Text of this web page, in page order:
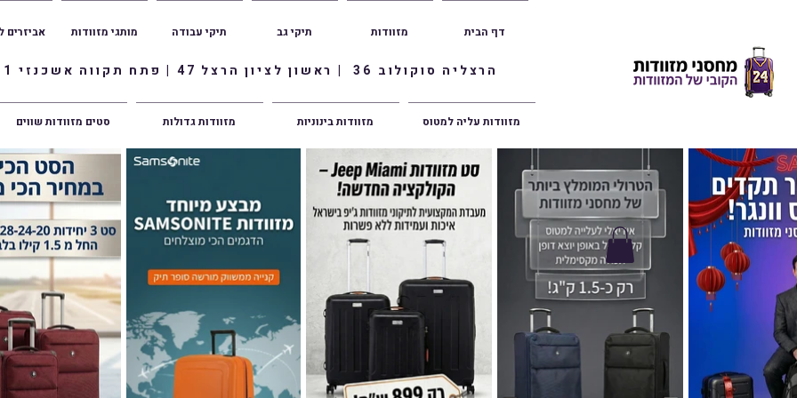
הרצליה סוקולוב 36 | ראשון לציון הרצל 47 | פתח תקווה אשכנזי 1
אביזרים מותגי מזוודות תיקי עבודה תיקי גב מזוודות דף הבית
סטים מזוודות שווים מזוודות גדולות מזוודות בינוניות מזוודות עליה למטוס